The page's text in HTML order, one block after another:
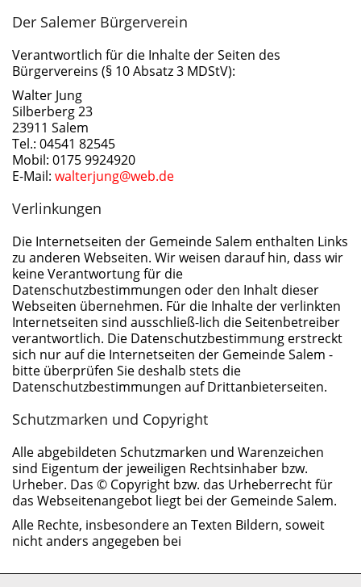
Der Salemer Bürgerverein
Verantwortlich für die Inhalte der Seiten des
Bürgervereins (§ 10 Absatz 3 MDStV):
Walter Jung
Silberberg 23
23911 Salem
Tel.: 04541 82545
Mobil: 0175 9924920
E-Mail: walterjung@web.de
Verlinkungen
Die Internetseiten der Gemeinde Salem enthalten Links
zu anderen Webseiten. Wir weisen darauf hin, dass wir
keine Verantwortung für die
Datenschutzbestimmungen oder den Inhalt dieser
Webseiten übernehmen. Für die Inhalte der verlinkten
Internetseiten sind ausschließ-lich die Seitenbetreiber
verantwortlich. Die Datenschutzbestimmung erstreckt
sich nur auf die Internetseiten der Gemeinde Salem -
bitte überprüfen Sie deshalb stets die
Datenschutzbestimmungen auf Drittanbieterseiten.
Schutzmarken und Copyright
Alle abgebildeten Schutzmarken und Warenzeichen
sind Eigentum der jeweiligen Rechtsinhaber bzw.
Urheber. Das © Copyright bzw. das Urheberrecht für
das Webseitenangebot liegt bei der Gemeinde Salem.
Alle Rechte, insbesondere an Texten Bildern, soweit
nicht anders angegeben bei